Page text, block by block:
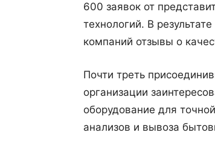
600 заявок от
технологий. В
компаний отзывы о
Почти треть
организации
оборудование для
анализов и вывоза